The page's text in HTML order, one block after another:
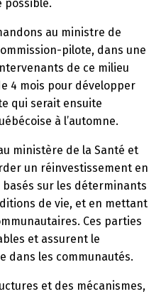
possible.
au ministre de
pilote, dans une
de ce milieu
4 mois pour développer
qui serait ensuite
à l’automne.
ministère de la Santé et
un réinvestissement en
sur les déterminants
de vie, et en mettant
Ces parties
et assurent le
dans les communautés.
et des mécanismes,